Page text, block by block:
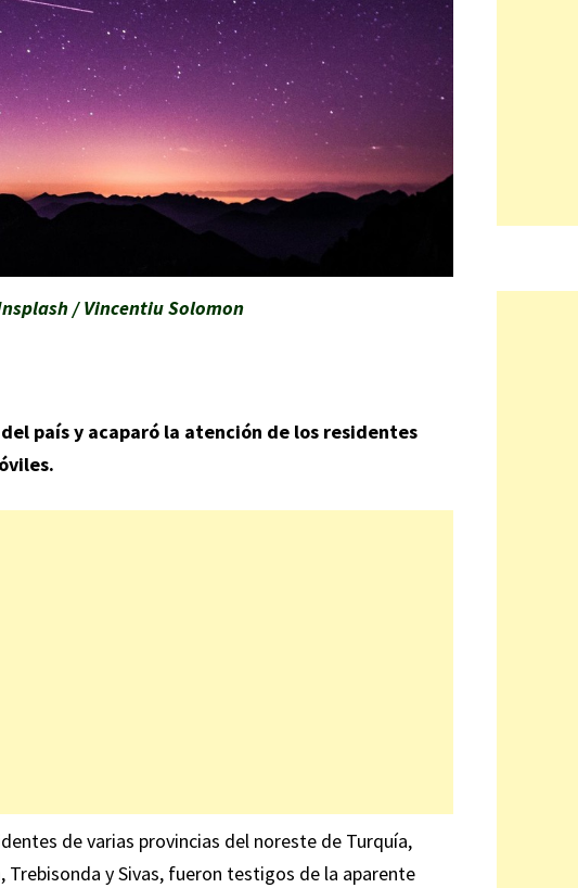
/ Vincentiu Solomon
país y acaparó la atención de los residentes
de varias provincias del noreste de Turquía,
Trebisonda y Sivas, fueron testigos de la aparente